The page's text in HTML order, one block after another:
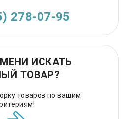
278-07-95
ИСКАТЬ
ТОВАР?
товаров по вашим